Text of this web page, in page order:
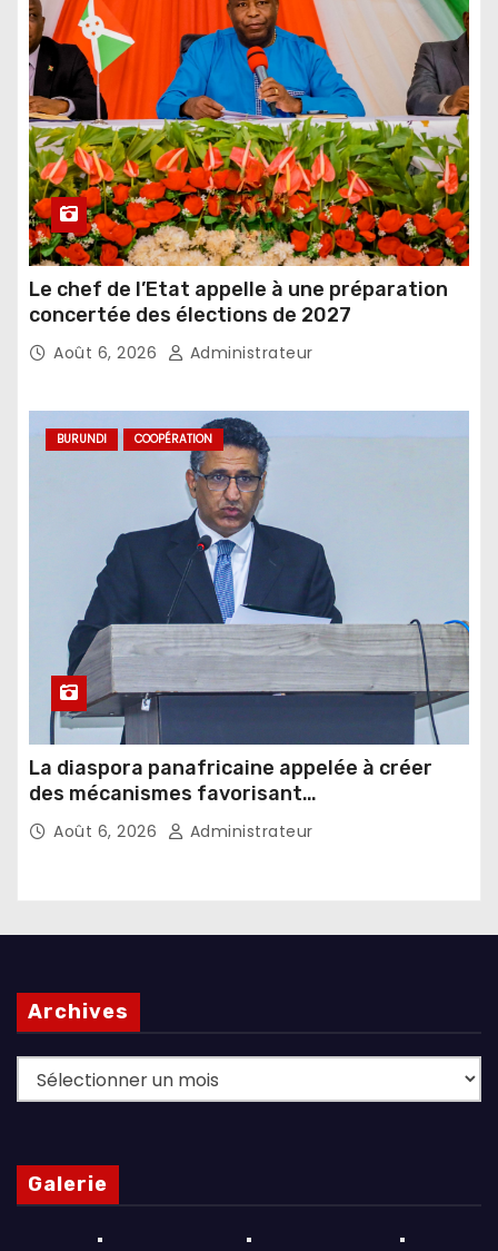
Le chef de l’Etat appelle à une préparation
concertée des élections de 2027
Août 6, 2026 Administrateur
BURUNDI COOPÉRATION
La diaspora panafricaine appelée à créer
des mécanismes favorisant
l’investissement dans les pays d’origine
Août 6, 2026 Administrateur
Archives
Archives
Galerie